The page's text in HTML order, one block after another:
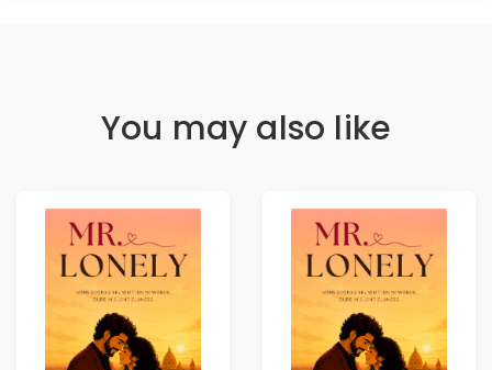
You may also like